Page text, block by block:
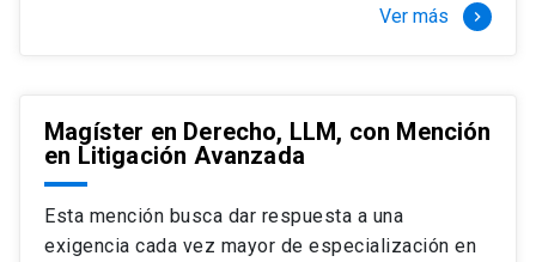
Ver más keyboard_arrow_right
Magíster en Derecho, LLM, con Mención
en Litigación Avanzada
Esta mención busca dar respuesta a una
exigencia cada vez mayor de especialización en